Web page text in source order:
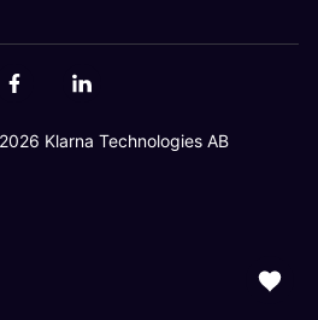
Klarna Technologies AB